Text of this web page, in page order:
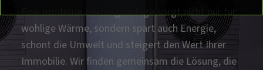
Ladelösungen für Zuhause
E-Mobilität
Eine moderne Heizungsanlage sorgt nicht nur für
wohlige Wärme, sondern spart auch Energie,
schont die Umwelt und steigert den Wert Ihrer
Immobilie. Wir finden gemeinsam die Lösung, die